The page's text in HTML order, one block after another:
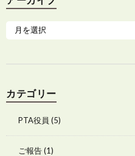
カテゴリー
PTA役員 (5)
ご報告(1)